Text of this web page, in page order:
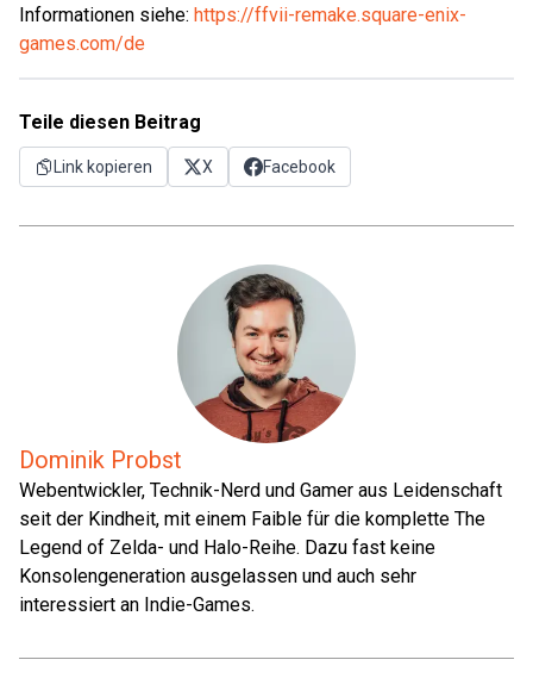
Informationen siehe: https://ffvii-remake.square-enix-
games.com/de
Teile diesen Beitrag
Link kopieren X Facebook
Dominik Probst
Webentwickler, Technik-Nerd und Gamer aus Leidenschaft
seit der Kindheit, mit einem Faible für die komplette The
Legend of Zelda- und Halo-Reihe. Dazu fast keine
Konsolengeneration ausgelassen und auch sehr
interessiert an Indie-Games.